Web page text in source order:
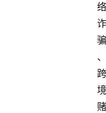
络
诈
骗
、
跨
境
赌